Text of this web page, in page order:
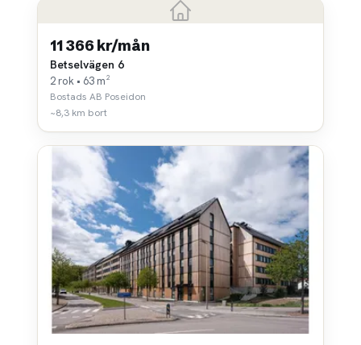
11 366 kr/mån
Betselvägen 6
2 rok • 63 m²
Bostads AB Poseidon
~8,3 km bort